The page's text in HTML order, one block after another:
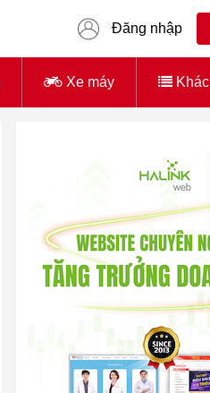
Đăng nhập
Xe máy Khác